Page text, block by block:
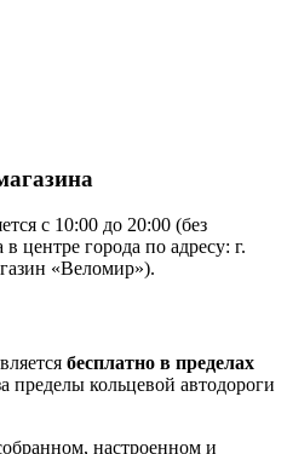
с 10:00 до 20:00 (без
центре города по адресу: г.
«Веломир»).
бесплатно в пределах
пределы кольцевой автодороги
настроенном и